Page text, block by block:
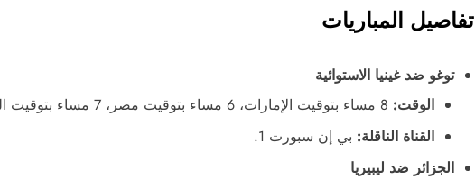
تفاصيل المباريات
توغو ضد غينيا الاستوائية
الوقت:
القناة الناقلة: بي إن سبورت 1.
الجزائر ضد ليبيريا